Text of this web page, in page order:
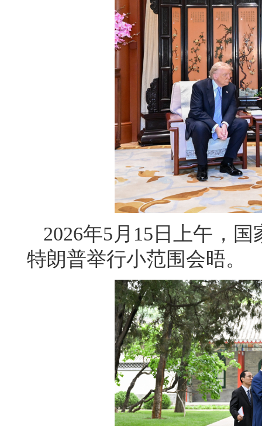
2026年5月15日上午，
特朗普举行小范围会晤。